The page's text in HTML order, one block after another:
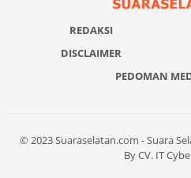
REDAKSI
DISCLAIMER
PEDOMAN
© 2023 Suaraselatan.com - Suara
By CV. IT